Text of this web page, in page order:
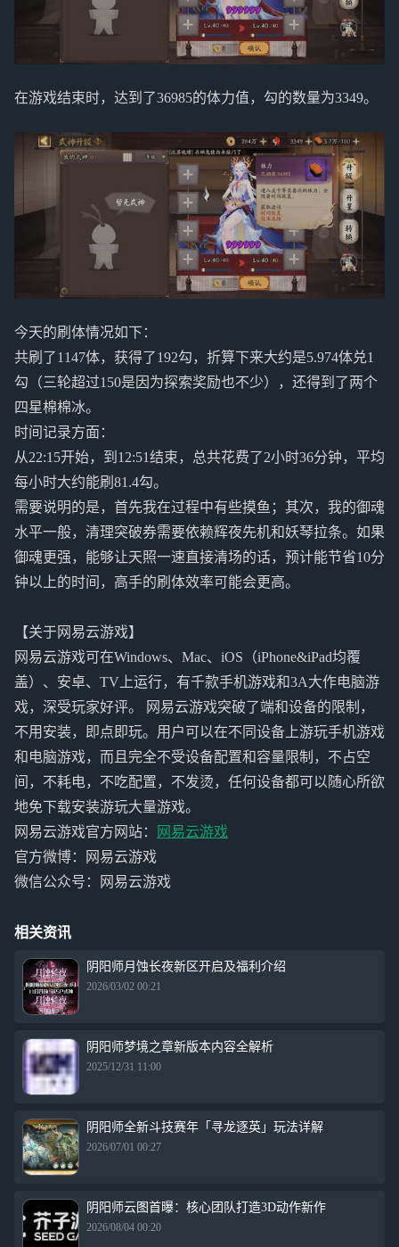
在游戏结束时，达到了36985的体力值，勾的数量为3349。
今天的刷体情况如下：
共刷了1147体，获得了192勾，折算下来大约是5.974体兑1
勾（三轮超过150是因为探索奖励也不少），还得到了两个
四星棉棉冰。
时间记录方面：
从22:15开始，到12:51结束，总共花费了2小时36分钟，平均
每小时大约能刷81.4勾。
需要说明的是，首先我在过程中有些摸鱼；其次，我的御魂
水平一般，清理突破券需要依赖辉夜先机和妖琴拉条。如果
御魂更强，能够让天照一速直接清场的话，预计能节省10分
钟以上的时间，高手的刷体效率可能会更高。
【关于网易云游戏】
网易云游戏可在Windows、Mac、iOS（iPhone&iPad均覆
盖）、安卓、TV上运行，有千款手机游戏和3A大作电脑游
戏，深受玩家好评。 网易云游戏突破了端和设备的限制，
不用安装，即点即玩。用户可以在不同设备上游玩手机游戏
和电脑游戏，而且完全不受设备配置和容量限制，不占空
间，不耗电，不吃配置，不发烫，任何设备都可以随心所欲
地免下载安装游玩大量游戏。
网易云游戏官方网站：
网易云游戏
官方微博：网易云游戏
微信公众号：网易云游戏
相关资讯
阴阳师月蚀长夜新区开启及福利介绍
2026/03/02 00:21
阴阳师梦境之章新版本内容全解析
2025/12/31 11:00
阴阳师全新斗技赛年「寻龙逐英」玩法详解
2026/07/01 00:27
阴阳师云图首曝：核心团队打造3D动作新作
2026/08/04 00:20